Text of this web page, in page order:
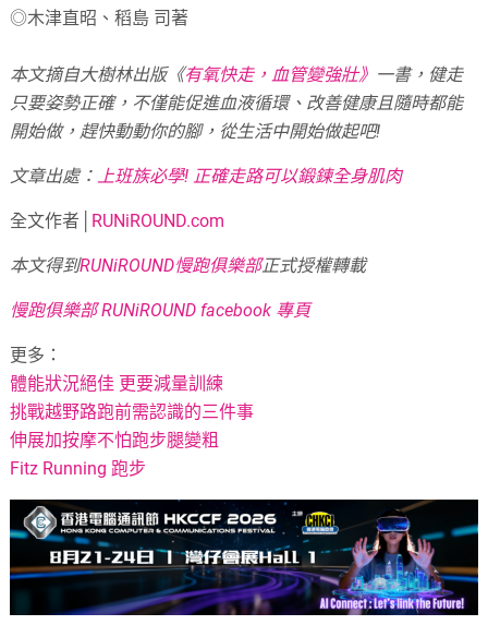
◎木津直昭、稻島 司著
本文摘自大樹林出版《有氧快走，血管變強壯》 一書，健走
只要姿勢正確，不僅能促進血液循環、改善健康且隨時都能
開始做，趕快動動你的腳，從生活中開始做起吧!
文章出處： 上班族必學! 正確走路可以鍛鍊全身肌肉
全文作者│ RUNiROUND.com
本文得到RUNiROUND慢跑俱樂部正式授權轉載
慢跑俱樂部 RUNiROUND facebook 專頁
更多：
體能狀況絕佳 更要減量訓練
挑戰越野路跑前需認識的三件事
伸展加按摩不怕跑步腿變粗
Fitz Running 跑步